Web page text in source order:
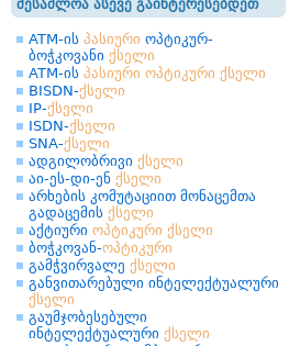
შესაძლოა ასევე გაინტერესებდეთ
ATM-ის პასიური ოპტიკურ-
ბოჭკოვანი ქსელი
ATM-ის პასიური ოპტიკური ქსელი
BISDN-ქსელი
IP-ქსელი
ISDN-ქსელი
SNA-ქსელი
ადგილობრივი ქსელი
აი-ეს-დი-ენ ქსელი
არხების კომუტაციით მონაცემთა
გადაცემის ქსელი
აქტიური ოპტიკური ქსელი
ბოჭკოვან-ოპტიკური
გამჭვირვალე ქსელი
განვითარებული ინტელექტუალური
ქსელი
გაუმჯობესებული
ინტელექტუალური ქსელი